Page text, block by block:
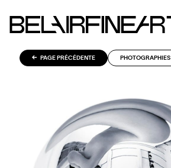
PAGE PRÉCÉDENTE PHOTOGRAPHIES